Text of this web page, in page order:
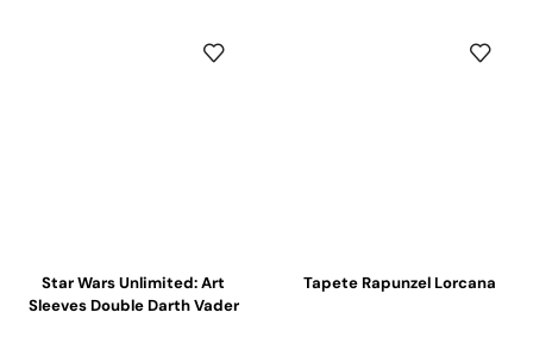
Star Wars Unlimited: Art
Sleeves Double Darth Vader
Tapete Rapunzel Lorcana